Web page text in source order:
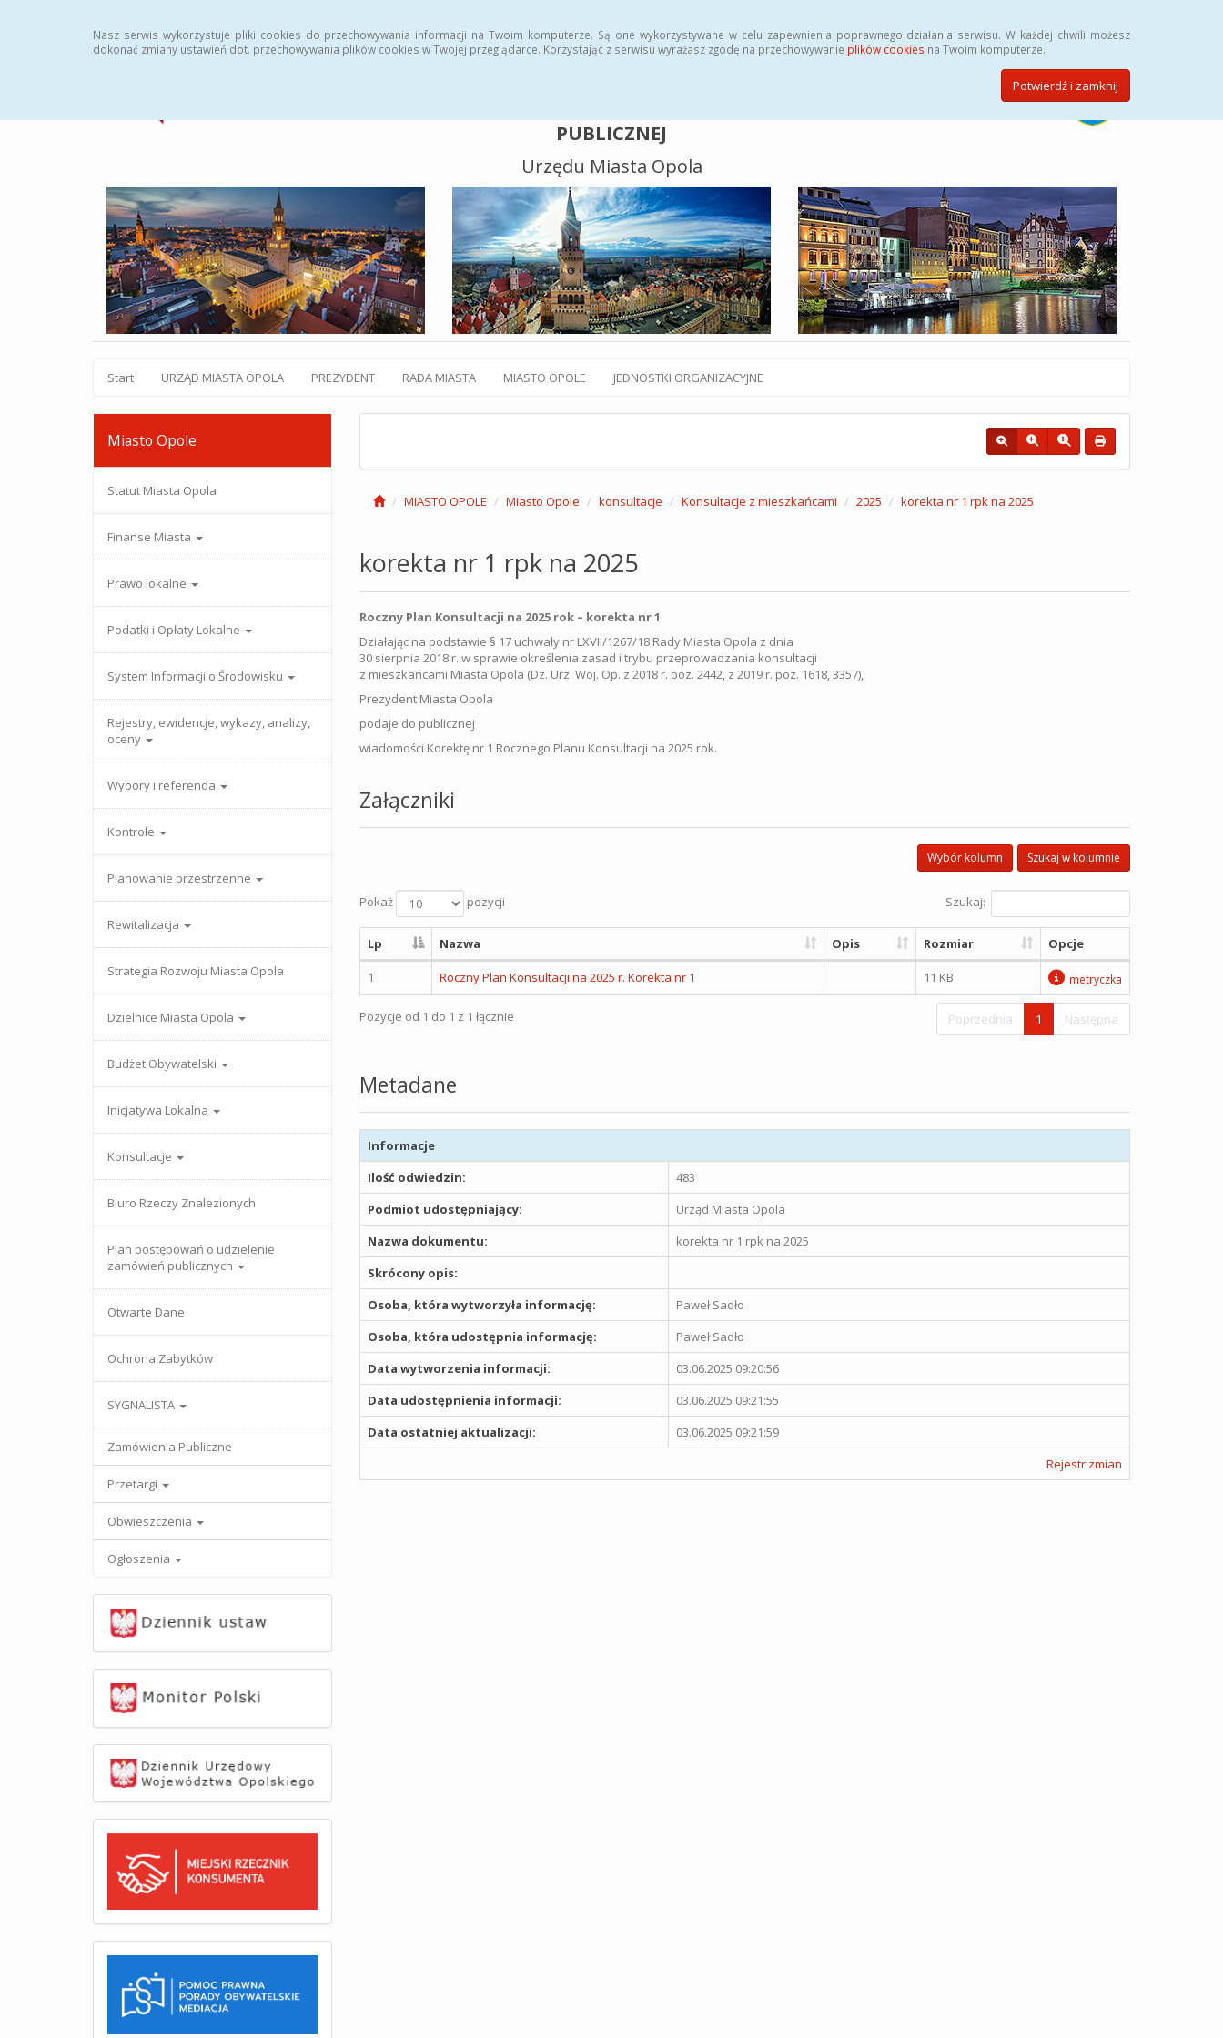
Nasz serwis wykorzystuje pliki cookies do przechowywania informacji na Twoim komputerze. Są one wykorzystywane w celu zapewnienia poprawnego działania serwisu. W każdej chwili możesz
dokonać zmiany ustawień dot. przechowywania plików cookies w Twojej przeglądarce. Korzystając z serwisu wyrażasz zgodę na przechowywanie plików cookies na Twoim komputerze.
Potwierdź i zamknij
PUBLICZNEJ
Urzędu Miasta Opola
Start URZĄD MIASTA OPOLA PREZYDENT RADA MIASTA MIASTO OPOLE JEDNOSTKI ORGANIZACYJNE
Miasto Opole
Statut Miasta Opola
Finanse Miasta
Prawo lokalne
Podatki i Opłaty Lokalne
System Informacji o Środowisku
Rejestry, ewidencje, wykazy, analizy,
oceny
Wybory i referenda
Kontrole
Planowanie przestrzenne
Rewitalizacja
Strategia Rozwoju Miasta Opola
Dzielnice Miasta Opola
Budżet Obywatelski
Inicjatywa Lokalna
Konsultacje
Biuro Rzeczy Znalezionych
Plan postępowań o udzielenie
zamówień publicznych
Otwarte Dane
Ochrona Zabytków
SYGNALISTA
Zamówienia Publiczne
Przetargi
Obwieszczenia
Ogłoszenia
MIASTO OPOLE Miasto Opole konsultacje Konsultacje z mieszkańcami 2025 korekta nr 1 rpk na 2025
korekta nr 1 rpk na 2025
Roczny Plan Konsultacji na 2025 rok – korekta nr 1
Działając na podstawie § 17 uchwały nr LXVII/1267/18 Rady Miasta Opola z dnia
30 sierpnia 2018 r. w sprawie określenia zasad i trybu przeprowadzania konsultacji
z mieszkańcami Miasta Opola (Dz. Urz. Woj. Op. z 2018 r. poz. 2442, z 2019 r. poz. 1618, 3357),
Prezydent Miasta Opola
podaje do publicznej
wiadomości Korektę nr 1 Rocznego Planu Konsultacji na 2025 rok.
Załączniki
Szukaj w kolumnie
Wybór kolumn
Pokaż pozycji Szukaj:
Lp Nazwa Opis Rozmiar Opcje
1 Roczny Plan Konsultacji na 2025 r. Korekta nr 1 11 KB metryczka
Pozycje od 1 do 1 z 1 łącznie Poprzednia 1 Następna
Metadane
Informacje
Ilość odwiedzin:
483
Podmiot udostępniający:
Urząd Miasta Opola
Nazwa dokumentu:
korekta nr 1 rpk na 2025
Skrócony opis:
Osoba, która wytworzyła informację:
Paweł Sadło
Osoba, która udostępnia informację:
Paweł Sadło
Data wytworzenia informacji:
03.06.2025 09:20:56
Data udostępnienia informacji:
03.06.2025 09:21:55
Data ostatniej aktualizacji:
03.06.2025 09:21:59
Rejestr zmian